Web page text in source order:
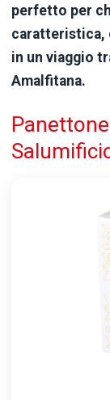
perfetto per
caratteristica,
in un viaggio
Amalfitana.